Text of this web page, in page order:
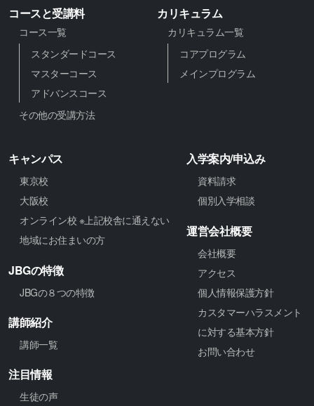
コースと受講料
コース一覧
スタンダードコース
マスターコース
アドバンスコース
その他の受講方法
カリキュラム
カリキュラム一覧
コアプログラム
メインプログラム
キャンパス
東京校
大阪校
オンライン校 ※上記校舎に通えない
地域にお住まいの方
JBGの特徴
JBGの８つの特徴
講師紹介
講師一覧
注目情報
生徒の声
入学案内/申込み
資料請求
個別入学相談
運営会社概要
会社概要
アクセス
個人情報保護方針
カスタマーハラスメント
に対する基本方針
お問い合わせ